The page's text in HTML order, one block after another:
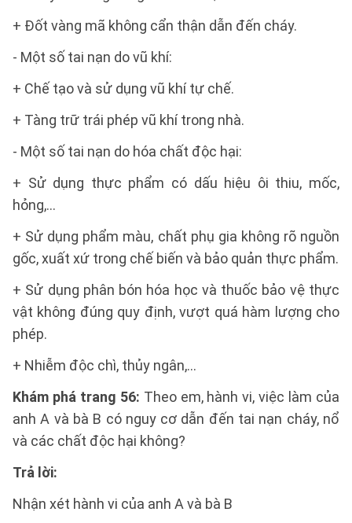
+ Đốt vàng mã không cẩn thận dẫn đến cháy.
- Một số tai nạn do vũ khí:
+ Chế tạo và sử dụng vũ khí tự chế.
+ Tàng trữ trái phép vũ khí trong nhà.
- Một số tai nạn do hóa chất độc hại:
+ Sử dụng thực phẩm có dấu hiệu ôi thiu, mốc,
hỏng,…
+ Sử dụng phẩm màu, chất phụ gia không rõ nguồn
gốc, xuất xứ trong chế biến và bảo quản thực phẩm.
+ Sử dụng phân bón hóa học và thuốc bảo vệ thực
vật không đúng quy định, vượt quá hàm lượng cho
phép.
+ Nhiễm độc chì, thủy ngân,…
Khám phá trang 56: Theo em, hành vi, việc làm của
anh A và bà B có nguy cơ dẫn đến tai nạn cháy, nổ
và các chất độc hại không?
Trả lời:
Nhận xét hành vi của anh A và bà B